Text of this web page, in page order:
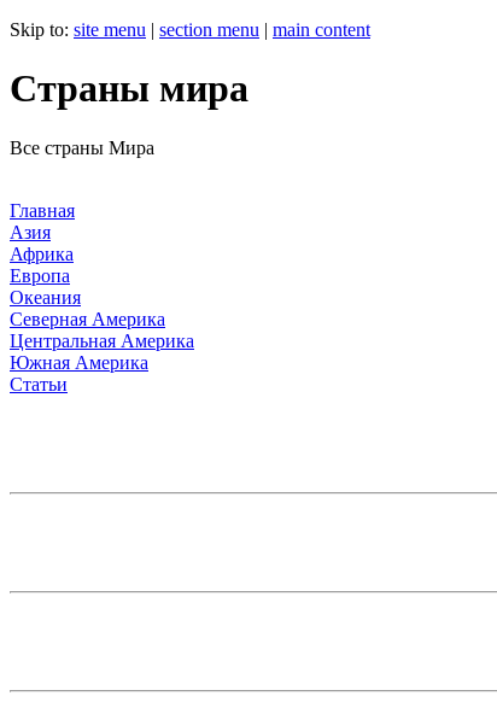
Skip to: site menu | section menu | main content
Страны мира
Все страны Мира
Главная
Азия
Африка
Европа
Океания
Северная Америка
Центральная Америка
Южная Америка
Статьи